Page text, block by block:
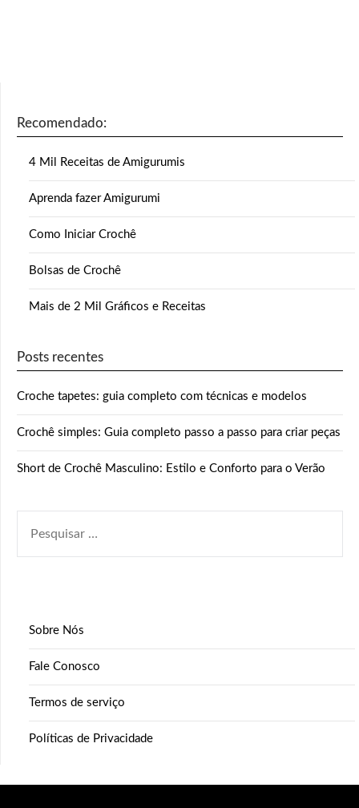
Recomendado:
4 Mil Receitas de Amigurumis
Aprenda fazer Amigurumi
Como Iniciar Crochê
Bolsas de Crochê
Mais de 2 Mil Gráficos e Receitas
Posts recentes
Croche tapetes: guia completo com técnicas e modelos
Crochê simples: Guia completo passo a passo para criar peças
Short de Crochê Masculino: Estilo e Conforto para o Verão
POR:
Sobre Nós
Fale Conosco
Termos de serviço
Políticas de Privacidade